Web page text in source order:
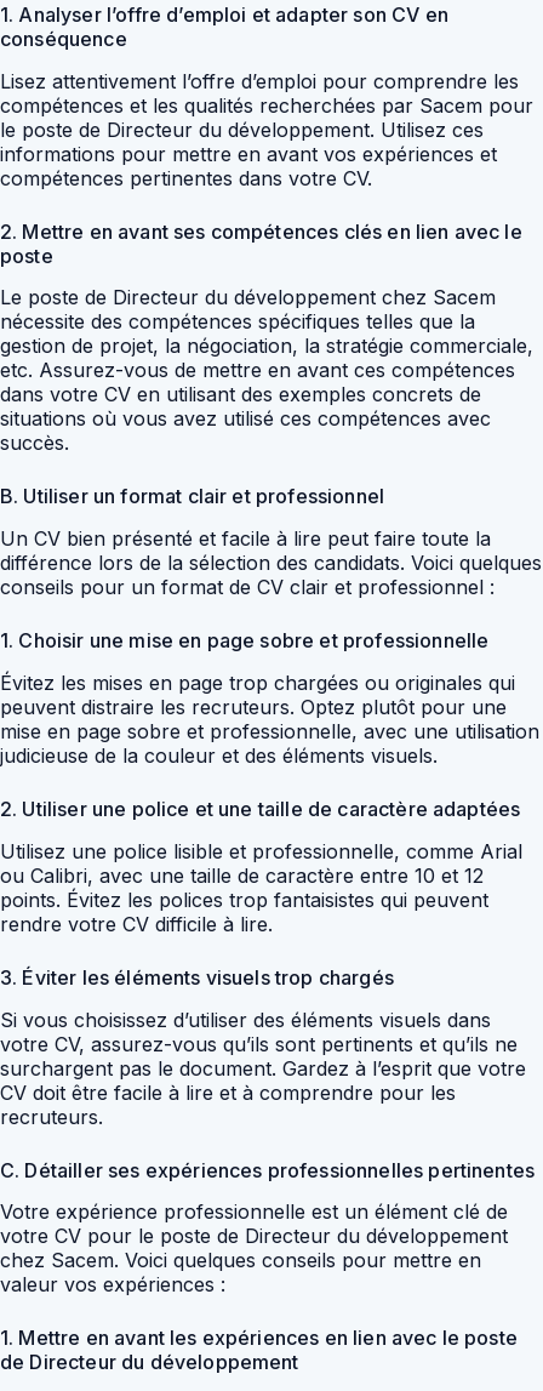
1. Analyser l’offre d’emploi et adapter son CV en
conséquence
Lisez attentivement l’offre d’emploi pour comprendre les
compétences et les qualités recherchées par Sacem pour
le poste de Directeur du développement. Utilisez ces
informations pour mettre en avant vos expériences et
compétences pertinentes dans votre CV.
2. Mettre en avant ses compétences clés en lien avec le
poste
Le poste de Directeur du développement chez Sacem
nécessite des compétences spécifiques telles que la
gestion de projet, la négociation, la stratégie commerciale,
etc. Assurez-vous de mettre en avant ces compétences
dans votre CV en utilisant des exemples concrets de
situations où vous avez utilisé ces compétences avec
succès.
B. Utiliser un format clair et professionnel
Un CV bien présenté et facile à lire peut faire toute la
différence lors de la sélection des candidats. Voici quelques
conseils pour un format de CV clair et professionnel :
1. Choisir une mise en page sobre et professionnelle
Évitez les mises en page trop chargées ou originales qui
peuvent distraire les recruteurs. Optez plutôt pour une
mise en page sobre et professionnelle, avec une utilisation
judicieuse de la couleur et des éléments visuels.
2. Utiliser une police et une taille de caractère adaptées
Utilisez une police lisible et professionnelle, comme Arial
ou Calibri, avec une taille de caractère entre 10 et 12
points. Évitez les polices trop fantaisistes qui peuvent
rendre votre CV difficile à lire.
3. Éviter les éléments visuels trop chargés
Si vous choisissez d’utiliser des éléments visuels dans
votre CV, assurez-vous qu’ils sont pertinents et qu’ils ne
surchargent pas le document. Gardez à l’esprit que votre
CV doit être facile à lire et à comprendre pour les
recruteurs.
C. Détailler ses expériences professionnelles pertinentes
Votre expérience professionnelle est un élément clé de
votre CV pour le poste de Directeur du développement
chez Sacem. Voici quelques conseils pour mettre en
valeur vos expériences :
1. Mettre en avant les expériences en lien avec le poste
de Directeur du développement